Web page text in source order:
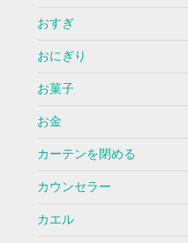
おすぎ
おにぎり
お菓子
お金
カーテンを閉める
カウンセラー
カエル